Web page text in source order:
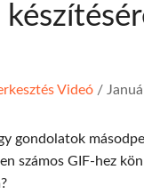
Videó/
gondolatok
számos GIF-hez
?